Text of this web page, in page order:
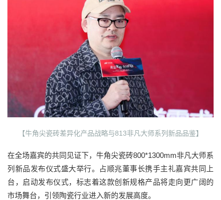
【牛角尖瓷砖差异化产品战略与813非凡大师系列新品品鉴】
在全场嘉宾的共同见证下，牛角尖瓷砖800*1300mm非凡大师系
列新品发布仪式盛大举行。占顺兆董事长携手主礼嘉宾共同上
台，启动发布仪式，标志着这款创新规格产品将走向更广阔的
市场舞台，引领陶瓷行业进入新的发展高度。